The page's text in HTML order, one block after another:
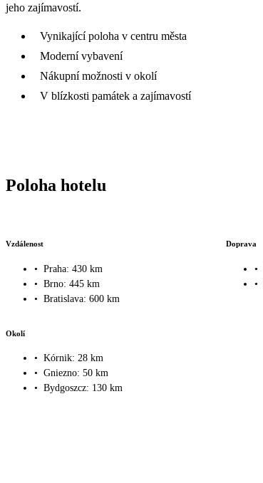
jeho zajímavostí.
Vynikající poloha v centru města
Moderní vybavení
Nákupní možnosti v okolí
V blízkosti památek a zajímavostí
Poloha hotelu
Vzdálenost
• Praha: 430 km
• Brno: 445 km
• Bratislava: 600 km
Doprava
•
•
Okolí
• Kórnik: 28 km
• Gniezno: 50 km
• Bydgoszcz: 130 km